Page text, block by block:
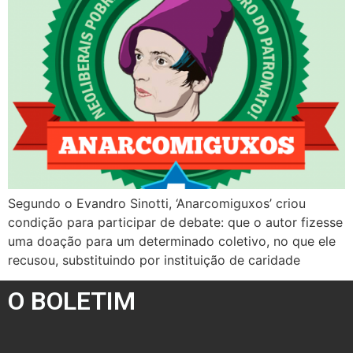
Segundo o Evandro Sinotti, ‘Anarcomiguxos’ criou
condição para participar de debate: que o autor fizesse
uma doação para um determinado coletivo, no que ele
recusou, substituindo por instituição de caridade
O BOLETIM